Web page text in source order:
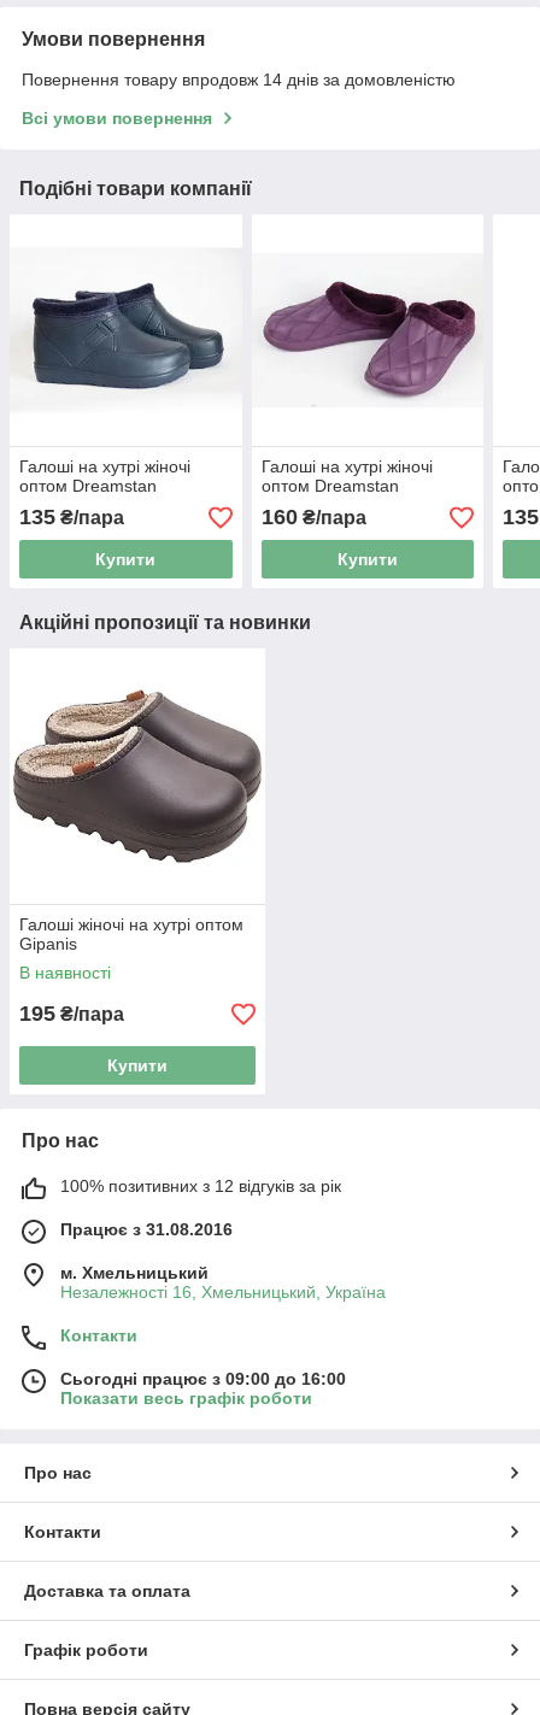
Умови повернення
Повернення товару впродовж 14 днів за домовленістю
Всі умови повернення
Подібні товари компанії
Галоші на хутрі жіночі
оптом Dreamstan
135 ₴/пара
Купити
Галоші на хутрі жіночі
оптом Dreamstan
160₴/пара
Купити
135
Акційні пропозиції та новинки
Галоші жіночі на хутрі оптом
Gipanis
В наявності
195 ₴/пара
Купити
Про нас
100% позитивних з 12 відгуків за рік
Працює з 31.08.2016
м. Хмельницький
Незалежності 16, Хмельницький, Україна
Контакти
Сьогодні працює з 09:00 до 16:00
Показати весь графік роботи
Про нас
Контакти
Доставка та оплата
Графік роботи
Повна версія сайту